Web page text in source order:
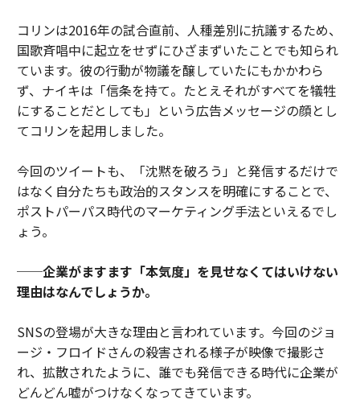
コリンは2016年の試合直前、人種差別に抗議するため、
国歌斉唱中に起立をせずにひざまずいたことでも知られ
ています。彼の行動が物議を醸していたにもかかわら
ず、ナイキは「信条を持て。たとえそれがすべてを犠牲
にすることだとしても」という広告メッセージの顔とし
てコリンを起用しました。
今回のツイートも、「沈黙を破ろう」と発信するだけで
はなく自分たちも政治的スタンスを明確にすることで、
ポストパーパス時代のマーケティング手法といえるでし
ょう。
──企業がますます「本気度」を見せなくてはいけない
理由はなんでしょうか。
SNSの登場が大きな理由と言われています。今回のジョ
ージ・フロイドさんの殺害される様子が映像で撮影さ
れ、拡散されたように、誰でも発信できる時代に企業が
どんどん嘘がつけなくなってきています。